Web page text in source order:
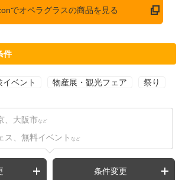
でオペラグラスの商品を見る
件
イベント 物産展・観光フェア 祭り
、大阪市 など
ス、無料イベント など
条件変更